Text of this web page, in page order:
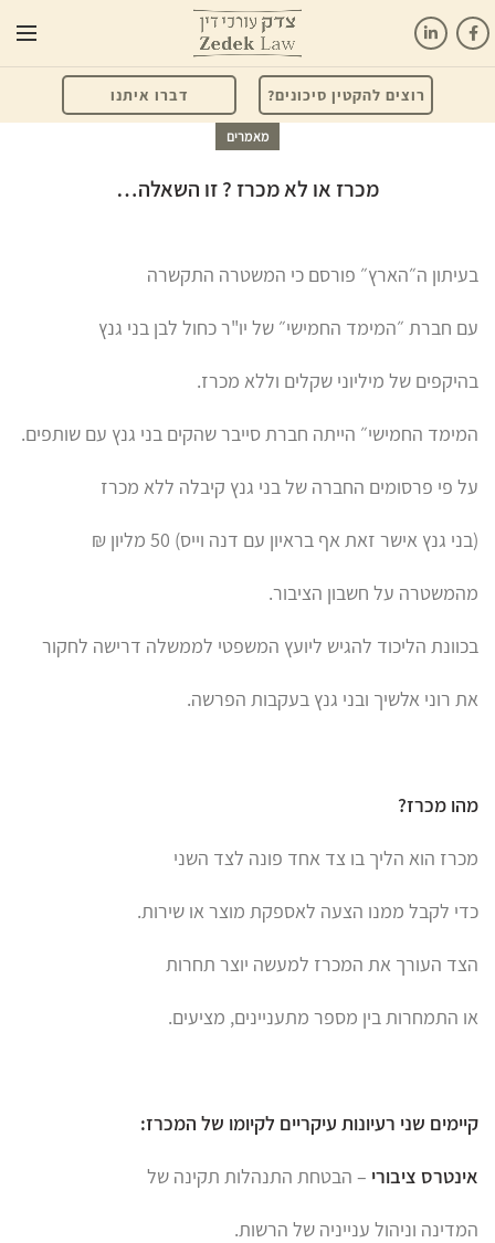
רוצים להקטין סיכונים? דברו איתנו
מאמרים
מכרז או לא מכרז ? זו השאלה…
בעיתון ה״הארץ״ פורסם כי המשטרה התקשרה
עם חברת ״המימד החמישי״ של יו"ר כחול לבן בני גנץ
בהיקפים של מיליוני שקלים וללא מכרז.
המימד החמישי״ הייתה חברת סייבר שהקים בני גנץ עם שותפים.
על פי פרסומים החברה של בני גנץ קיבלה ללא מכרז
(בני גנץ אישר זאת אף בראיון עם דנה וייס) 50 מליון ₪
מהמשטרה על חשבון הציבור.
בכוונת הליכוד להגיש ליועץ המשפטי לממשלה דרישה לחקור
את רוני אלשיך ובני גנץ בעקבות הפרשה.
מהו מכרז?
מכרז הוא הליך בו צד אחד פונה לצד השני
כדי לקבל ממנו הצעה לאספקת מוצר או שירות.
הצד העורך את המכרז למעשה יוצר תחרות
או התמחרות בין מספר מתעניינים, מציעים.
קיימים שני רעיונות עיקריים לקיומו של המכרז:
אינטרס ציבורי – הבטחת התנהלות תקינה של
המדינה וניהול ענייניה של הרשות.